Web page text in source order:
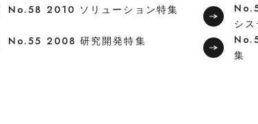
No.58 2010 ソリューション特集
シ
No.55 2008 研究開発特集
集